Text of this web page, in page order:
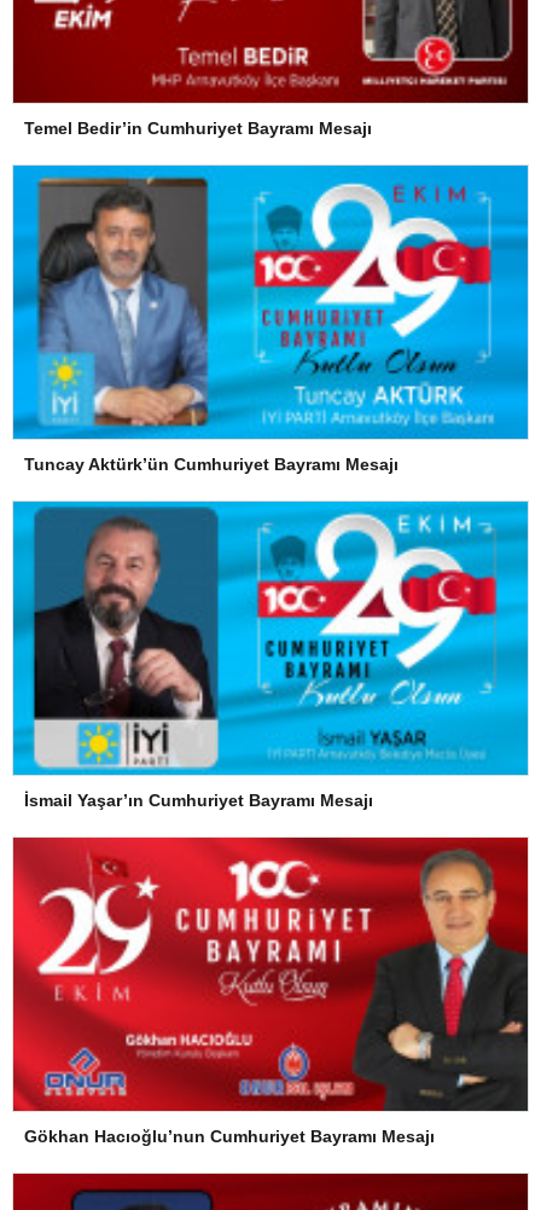
Temel Bedir’in Cumhuriyet Bayramı Mesajı
Tuncay Aktürk’ün Cumhuriyet Bayramı Mesajı
İsmail Yaşar’ın Cumhuriyet Bayramı Mesajı
Gökhan Hacıoğlu’nun Cumhuriyet Bayramı Mesajı